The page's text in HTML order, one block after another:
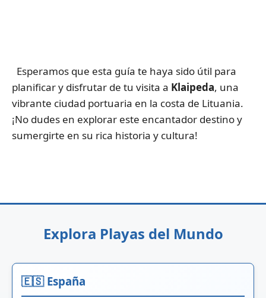
Esperamos que esta guía te haya sido útil para
planificar y disfrutar de tu visita a Klaipeda, una
vibrante ciudad portuaria en la costa de Lituania.
¡No dudes en explorar este encantador destino y
sumergirte en su rica historia y cultura!
Explora Playas del Mundo
🇪🇸 España